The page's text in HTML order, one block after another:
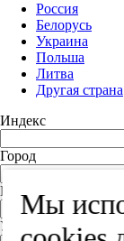
Россия
Белорусь
Украина
Польша
Литва
Другая страна
Индекс
Город
Край
Улица
Мы